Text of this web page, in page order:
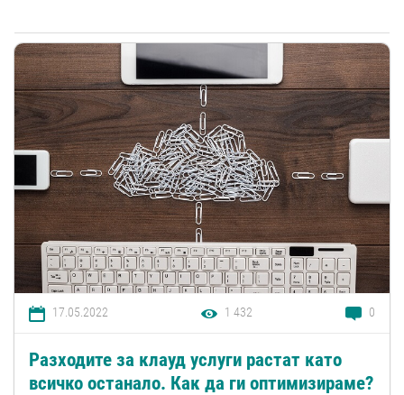
17.05.2022 1 432 0
Разходите за клауд услуги растат като
всичко останало. Как да ги оптимизираме?